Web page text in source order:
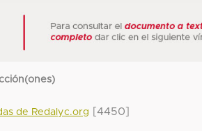
de Redalyc.org [4450]